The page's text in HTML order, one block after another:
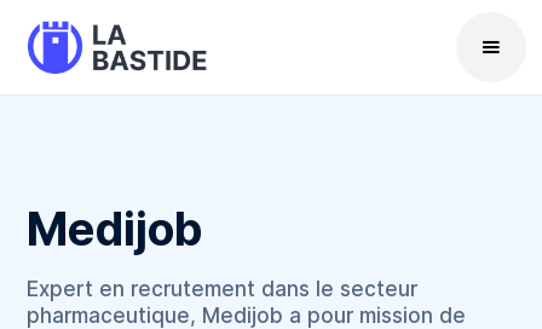
Medijob
Expert en recrutement dans le secteur
pharmaceutique, Medijob a pour mission de